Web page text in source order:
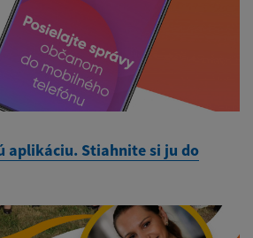
aplikáciu. Stiahnite si ju do